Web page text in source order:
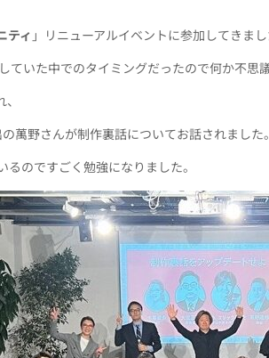
ティ 」リニューアルイベントに参加してきまし
いた中でのタイミングだったので何か不
萬野さんが制作裏話についてお話されまし
のですごく勉強になりました。